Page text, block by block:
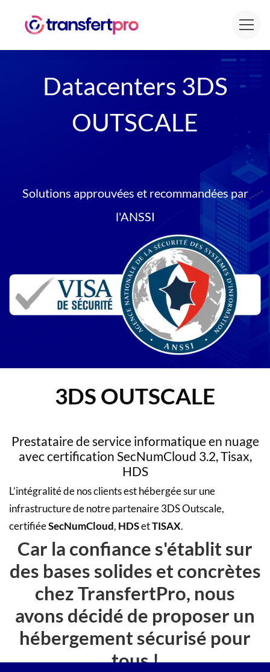
Datacenters 3DS
OUTSCALE
Solutions approuvées et recommandées par
l'ANSSI
3DS OUTSCALE
Prestataire de service informatique en nuage
avec certification SecNumCloud 3.2, Tisax,
HDS
L’intégralité de nos clients est hébergée sur une
infrastructure de notre partenaire3DS Outscale,
certifiéeSecNumCloud, HDSetTISAX.
Car la confiance s'établit sur
des bases solides et concrètes
chez TransfertPro, nous
avons décidé de proposer un
hébergement sécurisé pour
tous !